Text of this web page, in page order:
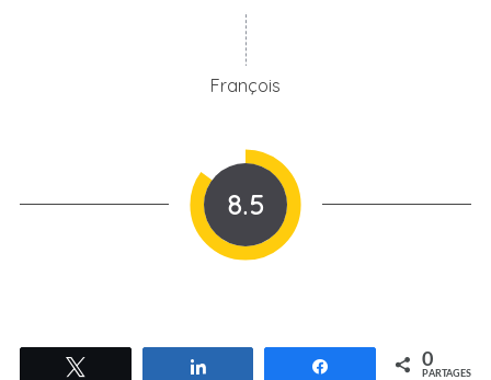
François
8.5
Partagez 0
PARTAGES